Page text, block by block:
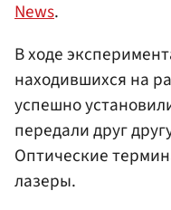
News.
В ходе
находившихся на
успешно
передали друг
Оптические
лазеры.